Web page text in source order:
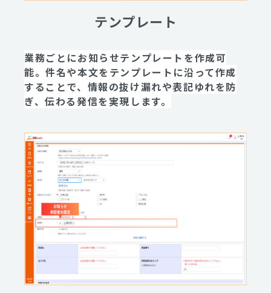
テンプレート
業務ごとにお知らせテンプレートを作成可
能。件名や本文をテンプレートに沿って作成
することで、情報の抜け漏れや表記ゆれを防
ぎ、伝わる発信を実現します。